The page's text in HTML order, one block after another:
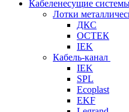
Кабеленесущие
Лотки
ДКС
ОСТЕК
IEK
Кабель-канал
IEK
SPL
Ecoplast
EKF